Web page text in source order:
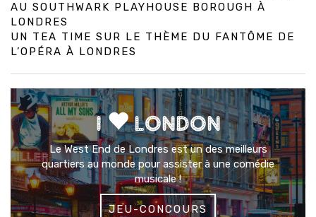
AU SOUTHWARK PLAYHOUSE BOROUGH À
LONDRES
UN TEA TIME SUR LE THÈME DU FANTÔME DE
L’OPÉRA À LONDRES
I LONDON
Le West End de Londres est un des meilleurs
quartiers au monde pour assister à une comédie
musicale !
JEU-CONCOURS